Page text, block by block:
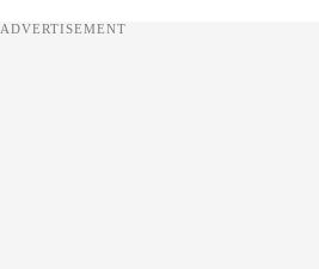
ADVERTISEMENT